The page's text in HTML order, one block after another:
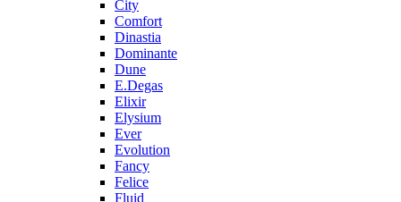
City
Comfort
Dinastia
Dominante
Dune
E.Degas
Elixir
Elysium
Ever
Evolution
Fancy
Felice
Fluid